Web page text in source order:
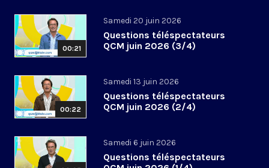
00:21
Samedi 20 juin 2026
Questions téléspectateurs
QCM juin 2026 (3/4)
00:22
Samedi 13 juin 2026
Questions téléspectateurs
QCM juin 2026 (2/4)
Samedi 6 juin 2026
Questions téléspectateurs